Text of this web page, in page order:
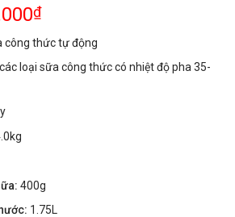
₫
công thức tự động
các loại sữa công thức có nhiệt độ pha 35-
400g
1.75L